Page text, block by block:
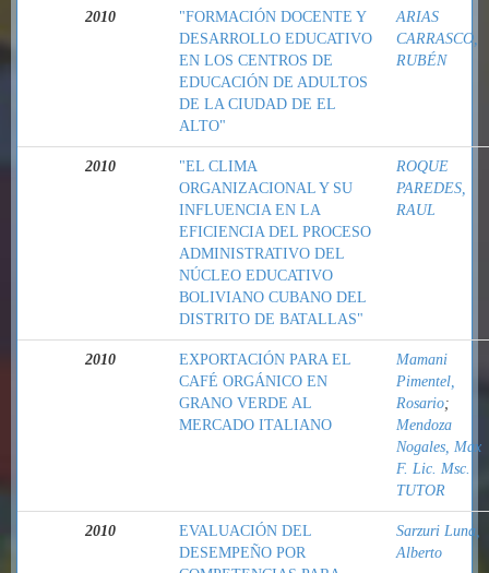
2010
"FORMACIÓN DOCENTE Y
DESARROLLO EDUCATIVO
EN LOS CENTROS DE
EDUCACIÓN DE ADULTOS
DE LA CIUDAD DE EL
ALTO"
ARIAS
CARRASCO,
RUBÉN
2010
"EL CLIMA
ORGANIZACIONAL Y SU
INFLUENCIA EN LA
EFICIENCIA DEL PROCESO
ADMINISTRATIVO DEL
NÚCLEO EDUCATIVO
BOLIVIANO CUBANO DEL
DISTRITO DE BATALLAS"
ROQUE
PAREDES,
RAUL
2010
EXPORTACIÓN PARA EL
CAFÉ ORGÁNICO EN
GRANO VERDE AL
MERCADO ITALIANO
Mamani
Pimentel,
Rosario;
Mendoza
Nogales, Max
F. Lic. Msc.
TUTOR
2010
EVALUACIÓN DEL
DESEMPEÑO POR
Sarzuri Luna,
Alberto